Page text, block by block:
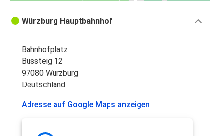
Würzburg Hauptbahnhof
Bahnhofplatz
Bussteig 12
97080 Würzburg
Deutschland
Adresse auf Google Maps anzeigen